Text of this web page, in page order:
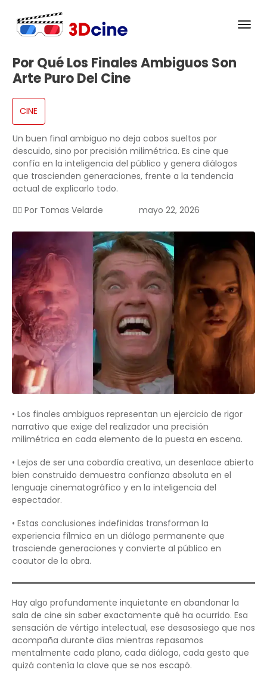
Por Qué Los Finales Ambiguos Son
Arte Puro Del Cine
CINE
Un buen final ambiguo no deja cabos sueltos por
descuido, sino por precisión milimétrica. Es cine que
confía en la inteligencia del público y genera diálogos
que trascienden generaciones, frente a la tendencia
actual de explicarlo todo.
✍🏻 Por Tomas Velarde mayo 22, 2026
• Los finales ambiguos representan un ejercicio de rigor
narrativo que exige del realizador una precisión
milimétrica en cada elemento de la puesta en escena.
• Lejos de ser una cobardía creativa, un desenlace abierto
bien construido demuestra confianza absoluta en el
lenguaje cinematográfico y en la inteligencia del
espectador.
• Estas conclusiones indefinidas transforman la
experiencia fílmica en un diálogo permanente que
trasciende generaciones y convierte al público en
coautor de la obra.
Hay algo profundamente inquietante en abandonar la
sala de cine sin saber exactamente qué ha ocurrido. Esa
sensación de vértigo intelectual, ese desasosiego que nos
acompaña durante días mientras repasamos
mentalmente cada plano, cada diálogo, cada gesto que
quizá contenía la clave que se nos escapó.